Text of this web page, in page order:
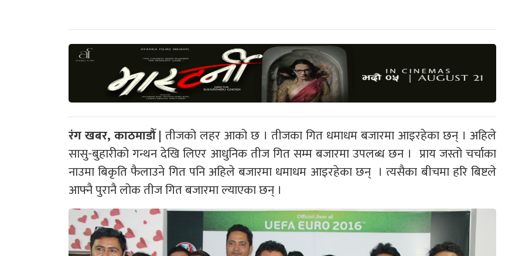
रंग खबर, काठमाडौँ | तीजको लहर आको छ । तीजका गित धमाधम बजारमा आइरहेका छन् । अहिले
सासु-बुहारीको गन्थन देखि लिएर आधुनिक तीज गित सम्म बजारमा उपलब्ध छन । प्राय जस्तो चर्चाका
नाउमा बिकृति फैलाउने गित पनि अहिले बजारमा धमाधम आइरहेका छन् । त्यसैका बीचमा हरि बिष्टले
आफ्नै पुरानै लोक तीज गित बजारमा ल्याएका छन् ।